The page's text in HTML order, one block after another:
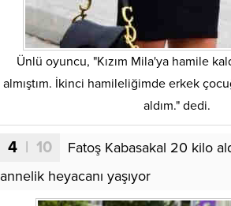
Ünlü oyuncu, "Kızım Mila'ya hamile
almıştım. İkinci hamileliğimde erkek
aldım." dedi.
4 | 10
Fatoş Kabasakal 20 kilo
annelik heyacanı yaşıyor